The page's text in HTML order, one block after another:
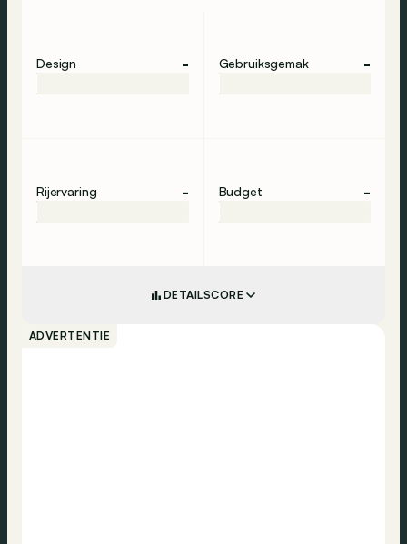
Design - Gebruiksgemak -
Rijervaring - Budget -
DETAILSCORE
ADVERTENTIE